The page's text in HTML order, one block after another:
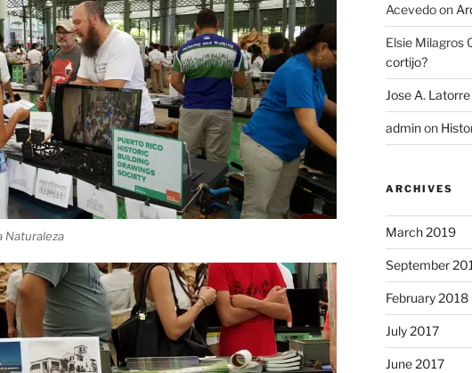
Naturaleza
Acevedoon
Elsie Milagros
cortijo?
Jose A. Latorre
adminon
ARCHIVES
March 2019
September
February 2018
July 2017
June 2017